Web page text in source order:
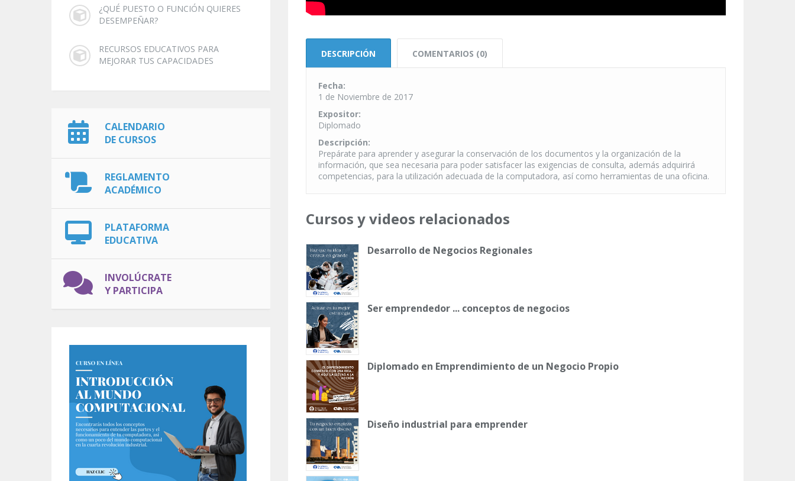
¿QUÉ PUESTO O FUNCIÓN QUIERES
DESEMPEÑAR?
RECURSOS EDUCATIVOS PARA
MEJORAR TUS CAPACIDADES
CALENDARIO
DE CURSOS
REGLAMENTO
ACADÉMICO
PLATAFORMA
EDUCATIVA
INVOLÚCRATE
Y PARTICIPA
DESCRIPCIÓN COMENTARIOS (0)
Fecha:
1 de Noviembre de 2017
Expositor:
Diplomado
Descripción:
Prepárate para aprender y asegurar la conservación de los documentos y la organización de la
información, que sea necesaria para poder satisfacer las exigencias de consulta, además adquirirá
competencias, para la utilización adecuada de la computadora, así como herramientas de una oficina.
Cursos y videos relacionados
Desarrollo de Negocios Regionales
Ser emprendedor ... conceptos de negocios
Diplomado en Emprendimiento de un Negocio Propio
Diseño industrial para emprender